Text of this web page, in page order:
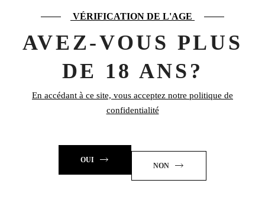
VÉRIFICATION DE L'AGE
AVEZ-VOUS PLUS
DE 18 ANS?
En accédant à ce site, vous acceptez notre politique de
confidentialité
OUI
NON
POIDS
PRODUITS SIMILAIRES